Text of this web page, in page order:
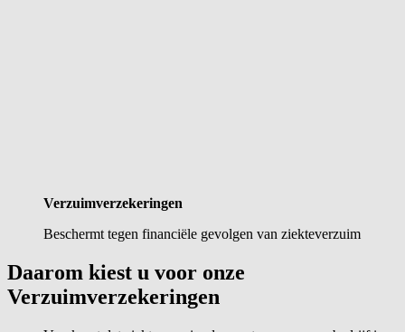
Verzuimverzekeringen
Beschermt tegen financiële gevolgen van ziekteverzuim
Daarom kiest u voor onze
Verzuimverzekeringen